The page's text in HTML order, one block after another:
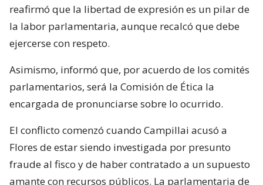
reafirmó que la libertad de expresión es un pilar de
la labor parlamentaria, aunque recalcó que debe
ejercerse con respeto.
Asimismo, informó que, por acuerdo de los comités
parlamentarios, será la Comisión de Ética la
encargada de pronunciarse sobre lo ocurrido.
El conflicto comenzó cuando Campillai acusó a
Flores de estar siendo investigada por presunto
fraude al fisco y de haber contratado a un supuesto
amante con recursos públicos. La parlamentaria de